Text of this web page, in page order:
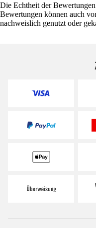
Die Echtheit der
Bewertungen können auch
nachweislich genutzt oder